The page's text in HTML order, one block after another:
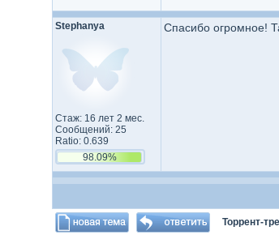
Stephanya
Стаж: 16 лет 2 мес.
Сообщений: 25
Ratio: 0.639
98.09%
Спасибо огромное!
Торрент-